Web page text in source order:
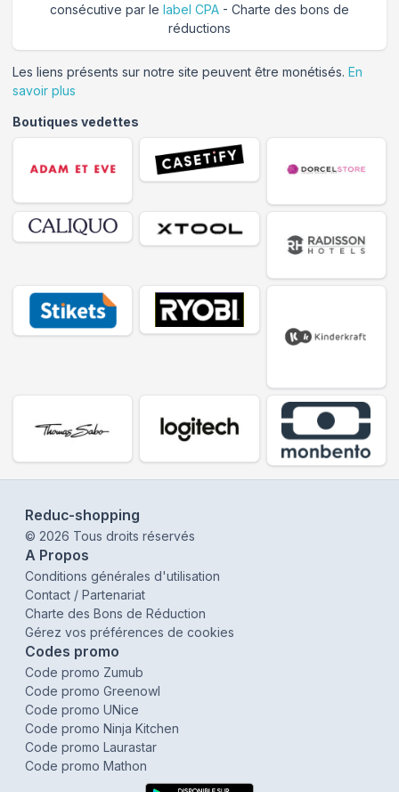
consécutive par le label CPA - Charte des bons de
réductions
Les liens présents sur notre site peuvent être monétisés. En
savoir plus
Boutiques vedettes
Reduc-shopping
© 2026 Tous droits réservés
A Propos
Conditions générales d'utilisation
Contact / Partenariat
Charte des Bons de Réduction
Gérez vos préférences de cookies
Codes promo
Code promo Zumub
Code promo Greenowl
Code promo UNice
Code promo Ninja Kitchen
Code promo Laurastar
Code promo Mathon